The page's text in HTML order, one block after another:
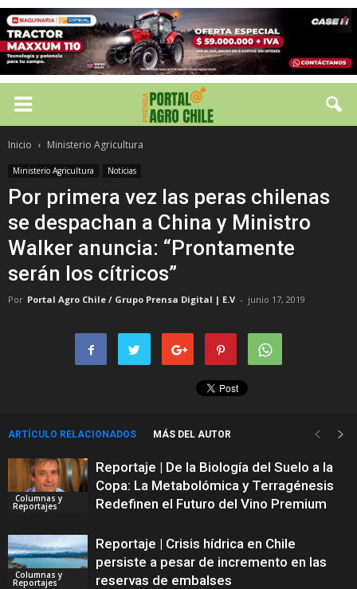
Inicio Ministerio Agricultura
Ministerio Agricultura Noticias
Por primera vez las peras chilenas
se despachan a China y Ministro
Walker anuncia: “Prontamente
serán los cítricos”
Por Portal Agro Chile / Grupo Prensa Digital | E.V - junio 17, 2019
ARTÍCULO RELACIONADOS MÁS DEL AUTOR
Columnas y
Reportajes
Reportaje | De la Biología del Suelo a la
Copa: La Metabolómica y Terragénesis
Redefinen el Futuro del Vino Premium
Columnas y
Reportajes
Reportaje | Crisis hídrica en Chile
persiste a pesar de incremento en las
reservas de embalses